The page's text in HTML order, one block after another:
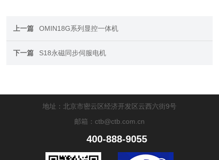
上一篇 OMIN18G系列显控一体机
下一篇 S18永磁同步伺服电机
地址：北京市密云区经济开发区云西六街9号
邮箱：ctb@ctb.com.cn
400-888-9055